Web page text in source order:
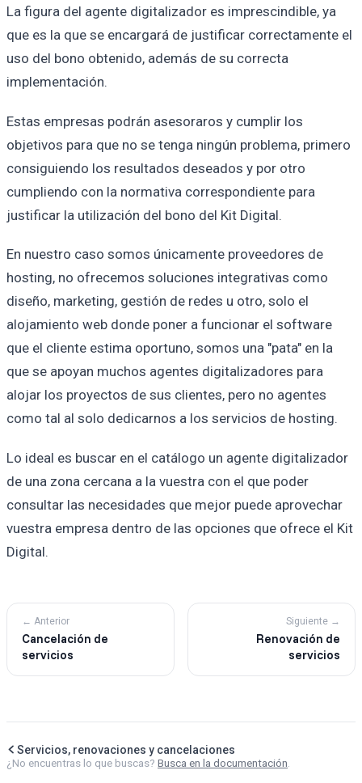
La figura del agente digitalizador es imprescindible, ya
que es la que se encargará de justificar correctamente el
uso del bono obtenido, además de su correcta
implementación.
Estas empresas podrán asesoraros y cumplir los
objetivos para que no se tenga ningún problema, primero
consiguiendo los resultados deseados y por otro
cumpliendo con la normativa correspondiente para
justificar la utilización del bono del Kit Digital.
En nuestro caso somos únicamente proveedores de
hosting, no ofrecemos soluciones integrativas como
diseño, marketing, gestión de redes u otro, solo el
alojamiento web donde poner a funcionar el software
que el cliente estima oportuno, somos una "pata" en la
que se apoyan muchos agentes digitalizadores para
alojar los proyectos de sus clientes, pero no agentes
como tal al solo dedicarnos a los servicios de hosting.
Lo ideal es buscar en el catálogo un agente digitalizador
de una zona cercana a la vuestra con el que poder
consultar las necesidades que mejor puede aprovechar
vuestra empresa dentro de las opciones que ofrece el Kit
Digital.
← Anterior
Cancelación de
servicios
Siguiente →
Renovación de
servicios
Servicios, renovaciones y cancelaciones
¿No encuentras lo que buscas? Busca en la documentación